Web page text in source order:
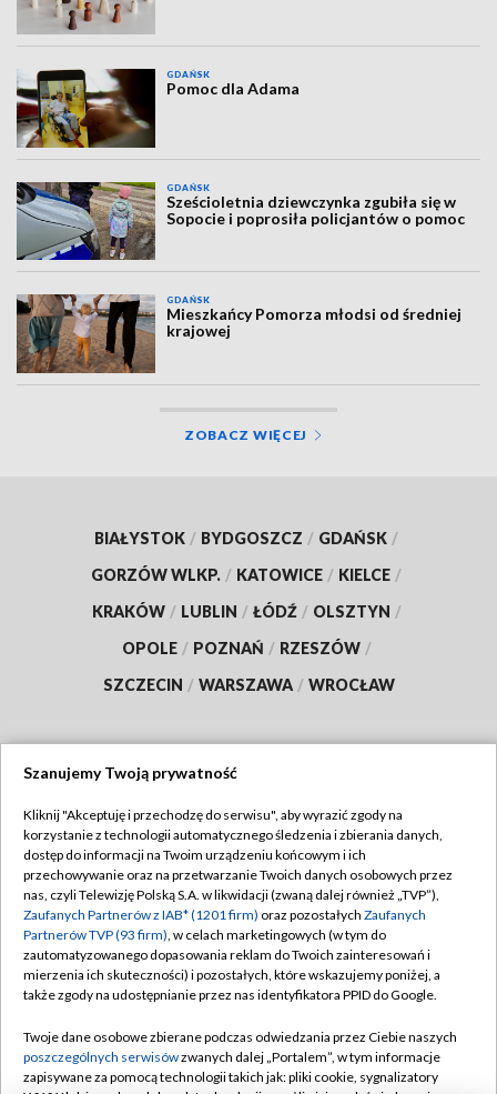
GDAŃSK
Pomoc dla Adama
GDAŃSK
Sześcioletnia dziewczynka zgubiła się w
Sopocie i poprosiła policjantów o pomoc
GDAŃSK
Mieszkańcy Pomorza młodsi od średniej
krajowej
ZOBACZ WIĘCEJ
BIAŁYSTOK / BYDGOSZCZ / GDAŃSK /
GORZÓW WLKP. / KATOWICE / KIELCE /
KRAKÓW / LUBLIN / ŁÓDŹ / OLSZTYN /
OPOLE / POZNAŃ / RZESZÓW /
SZCZECIN / WARSZAWA / WROCŁAW
TVP
Abonament TVP
Emisja w TVP
Centrum informacji TVP
Naziemna Telewizja Cyfrowa
Rada Programowa
System NOS
Regulamin TVP
Polityka prywatności
Moje zgody
Pomoc
Kontakt
Szanujemy Twoją prywatność
Kliknij "Akceptuję i przechodzę do serwisu", aby wyrazić zgody na
korzystanie z technologii automatycznego śledzenia i zbierania danych,
dostęp do informacji na Twoim urządzeniu końcowym i ich
przechowywanie oraz na przetwarzanie Twoich danych osobowych przez
nas, czyli Telewizję Polską S.A. w likwidacji (zwaną dalej również „TVP”),
Zaufanych Partnerów z IAB* (1201 firm) oraz pozostałych Zaufanych
Partnerów TVP (93 firm), w celach marketingowych (w tym do
zautomatyzowanego dopasowania reklam do Twoich zainteresowań i
mierzenia ich skuteczności) i pozostałych, które wskazujemy poniżej, a
także zgody na udostępnianie przez nas identyfikatora PPID do Google.
Twoje dane osobowe zbierane podczas odwiedzania przez Ciebie naszych
poszczególnych serwisówzwanych dalej „Portalem”, w tym informacje
zapisywane za pomocą technologii takich jak: pliki cookie, sygnalizatory